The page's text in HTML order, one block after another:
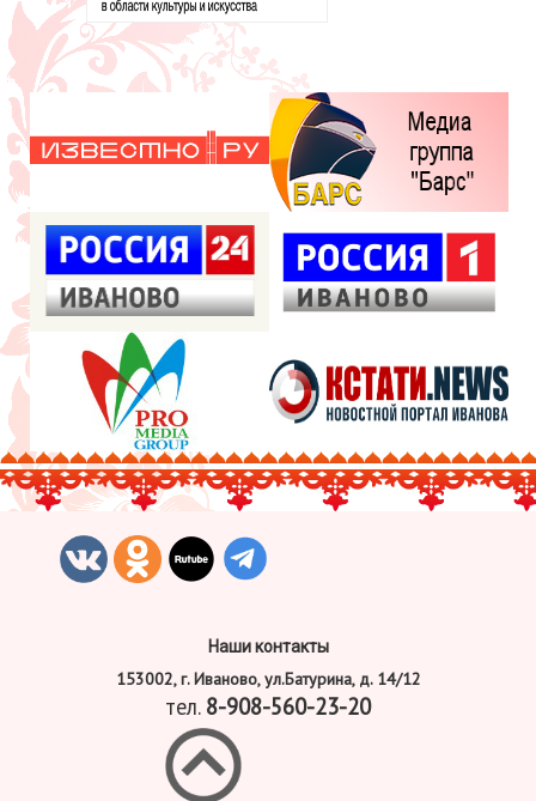
Наши контакты
153002, г. Иваново, ул.Батурина, д. 14/12
тел. 8-908-560-23-20